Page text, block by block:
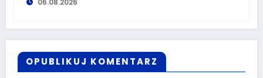
06.08.2026
OPUBLIKUJ KOMENTARZ